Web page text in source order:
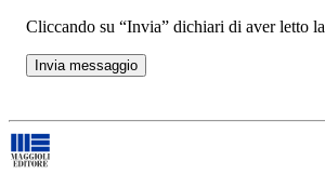
Cliccando su “Invia” dichiari di aver letto la